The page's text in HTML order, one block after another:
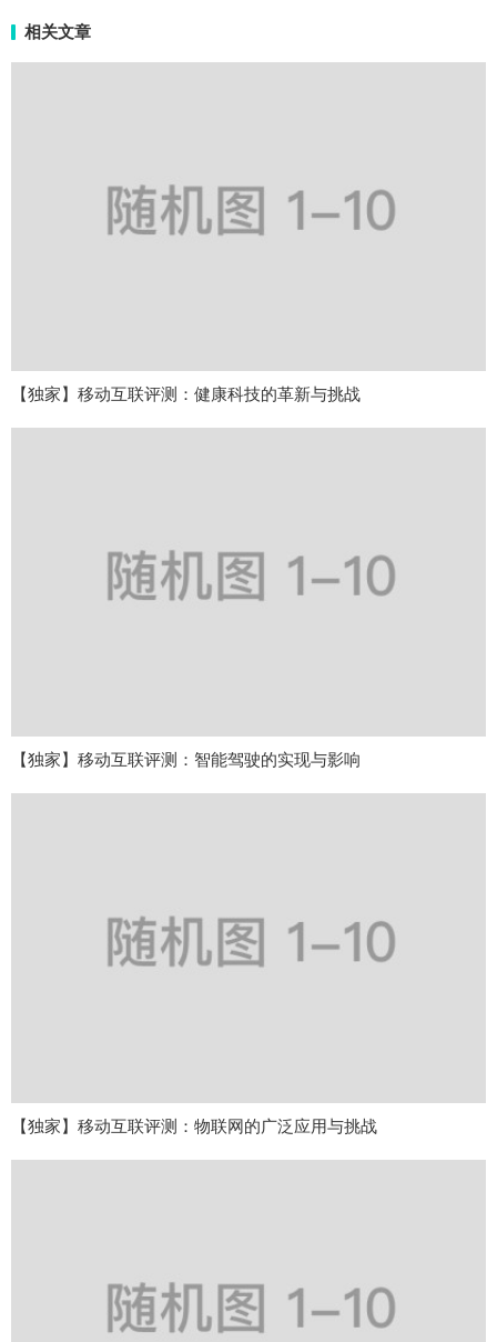
相关文章
【独家】移动互联评测：健康科技的革新与挑战
【独家】移动互联评测：智能驾驶的实现与影响
【独家】移动互联评测：物联网的广泛应用与挑战